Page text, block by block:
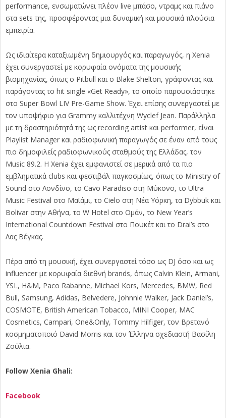
performance, ενσωματώνει πλέον live μπάσο, ντραμς και πιάνο
στα sets της, προσφέροντας μια δυναμική και μουσικά πλούσια
εμπειρία.
Ως ιδιαίτερα καταξιωμένη δημιουργός και παραγωγός, η Xenia
έχει συνεργαστεί με κορυφαία ονόματα της μουσικής
βιομηχανίας, όπως ο Pitbull και ο Blake Shelton, γράφοντας και
παράγοντας το hit single «Get Ready», το οποίο παρουσιάστηκε
στο Super Bowl LIV Pre-Game Show. Έχει επίσης συνεργαστεί με
τον υποψήφιο για Grammy καλλιτέχνη Wyclef Jean. Παράλληλα
με τη δραστηριότητά της ως recording artist και performer, είναι
Playlist Manager και ραδιοφωνική παραγωγός σε έναν από τους
πιο δημοφιλείς ραδιοφωνικούς σταθμούς της Ελλάδας, τον
Music 89.2. Η Xenia έχει εμφανιστεί σε μερικά από τα πιο
εμβληματικά clubs και φεστιβάλ παγκοσμίως, όπως το Ministry of
Sound στο Λονδίνο, το Cavo Paradiso στη Μύκονο, το Ultra
Music Festival στο Μαϊάμι, το Cielo στη Νέα Υόρκη, τα Dybbuk και
Bolivar στην Αθήνα, το W Hotel στο Ομάν, το New Year’s
International Countdown Festival στο Πουκέτ και το Drai’s στο
Λας Βέγκας.
Πέρα από τη μουσική, έχει συνεργαστεί τόσο ως DJ όσο και ως
influencer με κορυφαία διεθνή brands, όπως Calvin Klein, Armani,
YSL, H&M, Paco Rabanne, Michael Kors, Mercedes, BMW, Red
Bull, Samsung, Adidas, Belvedere, Johnnie Walker, Jack Daniel’s,
COSMOTE, British American Tobacco, MINI Cooper, MAC
Cosmetics, Campari, One&Only, Tommy Hilfiger, τον Βρετανό
κοσμηματοποιό David Morris και τον Έλληνα σχεδιαστή Βασίλη
Ζούλια.
Follow Xenia Ghali:
Facebook